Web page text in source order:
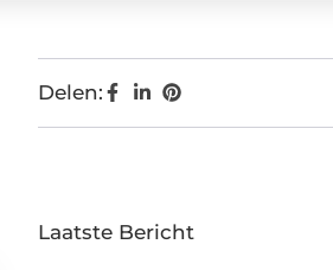
Delen:
Laatste Bericht